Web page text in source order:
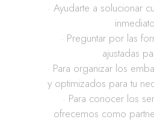
· Ayudarte a solucionar
inmediato
· Preguntar por las
ajustadas
· Para organizar los
y optimizados para tu
· Para conocer los
ofrecemos como